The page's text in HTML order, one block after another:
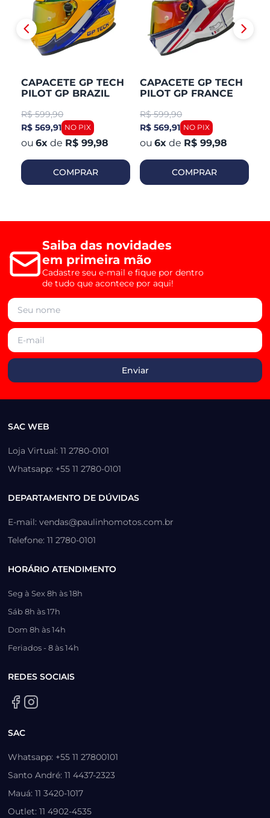
CAPACETE GP TECH
PILOT GP BRAZIL
R$ 599,90
R$ 569,91
6x de R$ 99,98
COMPRAR
CAPACETE GP TECH
PILOT GP FRANCE
R$ 599,90
R$ 569,91
6x de R$ 99,98
COMPRAR
Saiba das novidades
em primeira mão
Cadastre seu e-mail e fique por dentro
de tudo que acontece por aqui!
SAC WEB
Loja Virtual: 11 2780-0101
Whatsapp: +55 11 2780-0101
DEPARTAMENTO DE DÚVIDAS
E-mail: vendas@paulinhomotos.com.br
Telefone: 11 2780-0101
HORÁRIO ATENDIMENTO
Seg à Sex 8h às 18h
Sáb 8h às 17h
Dom 8h às 14h
Feriados - 8 às 14h
REDES SOCIAIS
SAC
Whatsapp: +55 11 27800101
Santo André: 11 4437-2323
Mauá: 11 3420-1017
Outlet: 11 4902-4535